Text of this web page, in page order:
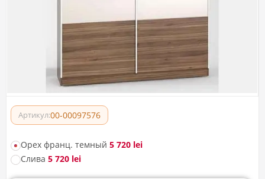
Артикул:00-00097576
Орех франц. темный 5 720 lei
Слива 5 720 lei